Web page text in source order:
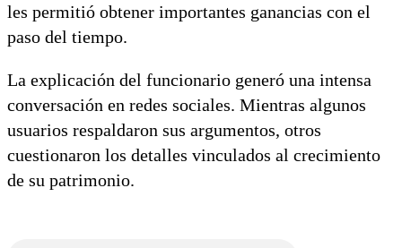
les permitió obtener importantes ganancias con el
paso del tiempo.
La explicación del funcionario generó una intensa
conversación en redes sociales. Mientras algunos
usuarios respaldaron sus argumentos, otros
cuestionaron los detalles vinculados al crecimiento
de su patrimonio.